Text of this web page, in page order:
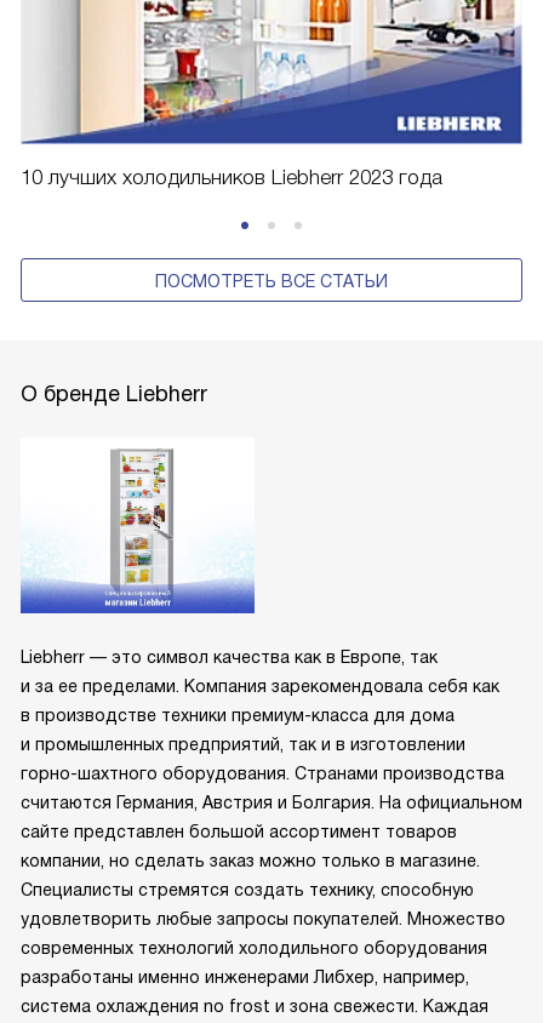
10 лучших холодильников Liebherr 2023 года
ПОСМОТРЕТЬ ВСЕ СТАТЬИ
О бренде Liebherr
Liebherr — это символ качества как в Европе, так
и за ее пределами. Компания зарекомендовала себя как
в производстве техники премиум-класса для дома
и промышленных предприятий, так и в изготовлении
горно-шахтного оборудования. Странами производства
считаются Германия, Австрия и Болгария. На официальном
сайте представлен большой ассортимент товаров
компании, но сделать заказ можно только в магазине.
Специалисты стремятся создать технику, способную
удовлетворить любые запросы покупателей. Множество
современных технологий холодильного оборудования
разработаны именно инженерами Либхер, например,
система охлаждения no frost и зона свежести. Каждая